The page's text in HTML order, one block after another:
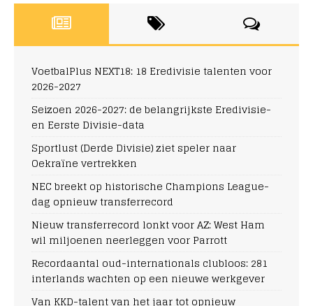
VoetbalPlus NEXT18: 18 Eredivisie talenten voor
2026-2027
Seizoen 2026-2027: de belangrijkste Eredivisie-
en Eerste Divisie-data
Sportlust (Derde Divisie) ziet speler naar
Oekraïne vertrekken
NEC breekt op historische Champions League-
dag opnieuw transferrecord
Nieuw transferrecord lonkt voor AZ: West Ham
wil miljoenen neerleggen voor Parrott
Recordaantal oud-internationals clubloos: 281
interlands wachten op een nieuwe werkgever
Van KKD-talent van het jaar tot opnieuw